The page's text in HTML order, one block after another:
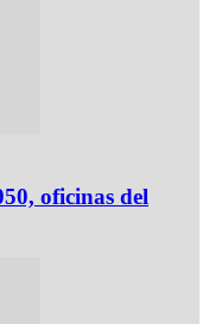
oficinas del